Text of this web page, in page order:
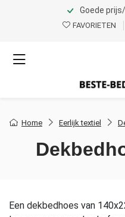
Goede
FAVORIETEN
Home Eerlijk textiel
Een dekbedhoes van